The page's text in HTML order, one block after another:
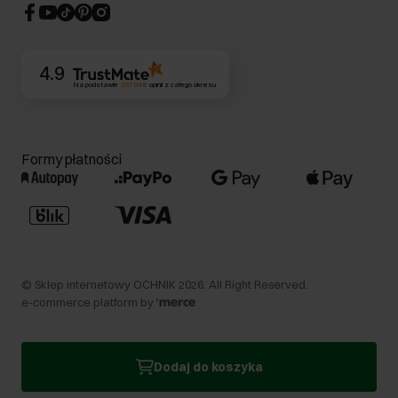
Dodaj do koszyka
CSR
4.9
Na podstawie 357 048 opinii z całego okresu
Formy płatności
© Sklep internetowy OCHNIK 2026 . All Right Reserved.
e-commerce platform by